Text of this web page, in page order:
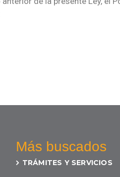
Más buscados
TRÁMITES Y SERVICIOS